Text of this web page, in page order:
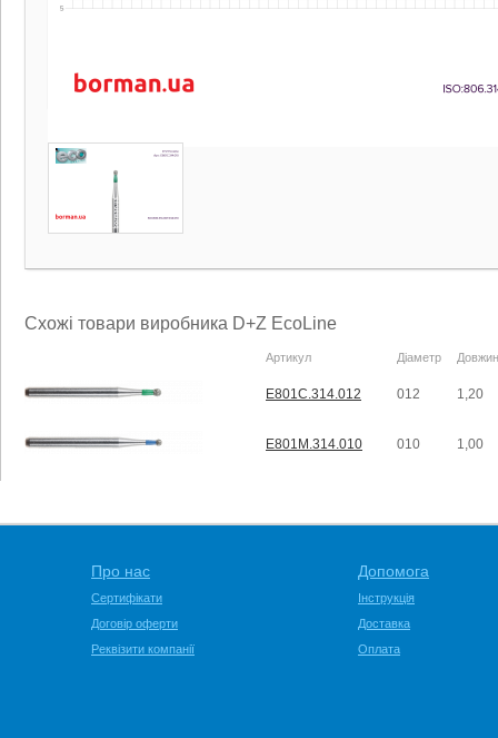
Схожі товари виробника D+Z EcoLine
Артикул Діаметр
E801C.314.012 012 1,20
E801M.314.010 010 1,00
Про нас
Сертифікати
Договір оферти
Реквізити компанії
Допомога
Інструкція
Доставка
Оплата